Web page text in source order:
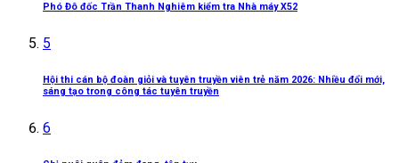
Phó Đô đốc Trần Thanh Nghiêm kiểm tra Nhà máy X52
5
Hội thi cán bộ đoàn giỏi và tuyên truyền viên trẻ năm 2026: Nhiều đổi mới,
sáng tạo trong công tác tuyên truyền
6